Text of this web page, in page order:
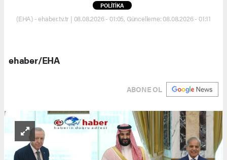
POLİTİKA
(EHA) - ehaber.tv.tr | 08.08.2026 - 01:05, Güncelleme: 08.08.2026 - 01:11
ehaber/EHA
ABONE OL